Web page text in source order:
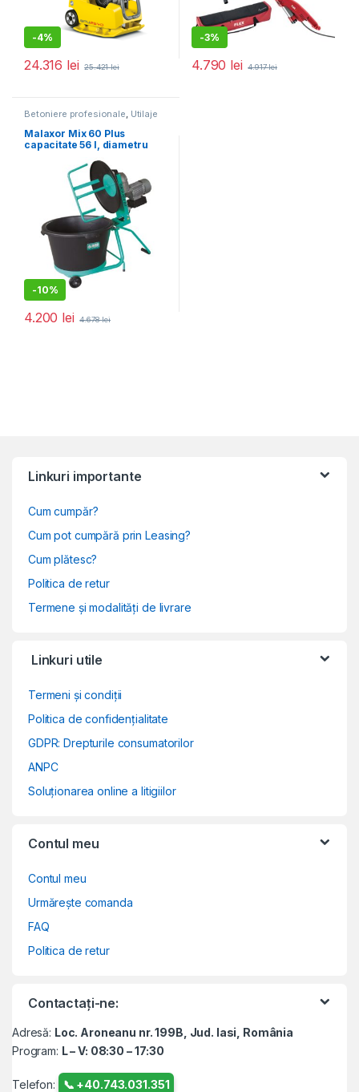
-4%
24.316 lei 25.421lei
-3%
4.790 lei 4.917lei
Betoniere profesionale Utilaje
pentru construcții
Malaxor Mix 60 Plus
capacitate 56 l, diametru
-10%
4.200 lei 4.678lei
Linkuri importante
Cum cumpăr?
Cum pot cumpără prin Leasing?
Cum plătesc?
Politica de retur
Termene și modalități de livrare
Linkuri utile
Termeni și condiții
Politica de confidențialitate
GDPR: Drepturile consumatorilor
ANPC
Soluționarea online a litigiilor
Contul meu
Contul meu
Urmărește comanda
FAQ
Politica de retur
Contactați-ne:
Adresă: Loc. Aroneanu nr. 199B, Jud. Iasi, România
Program: L – V: 08:30 – 17:30
Telefon: 📞 +40.743.031.351